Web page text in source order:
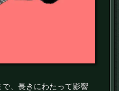
、長きにわたって影響